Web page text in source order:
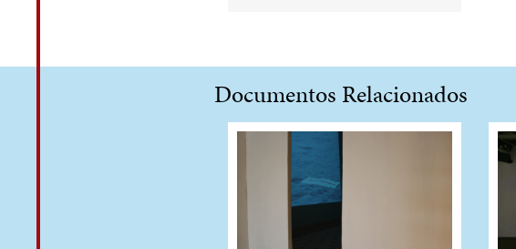
Documentos Relacionados